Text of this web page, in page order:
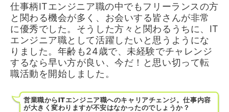
仕事柄ITエンジニア職の中でもフリーランスの方
と関わる機会が多く、お会いする皆さんが非常
に優秀でした。そうした方々と関わるうちに、IT
エンジニア職として活躍したいと思うようにな
りました。年齢も24歳で、未経験でチャレンジ
するなら早い方が良い、今だ！と思い切って転
職活動を開始しました。
営業職からITエンジニア職へのキャリアチェンジ。仕事内容
が大きく変わりますが不安はなかったのでしょうか？